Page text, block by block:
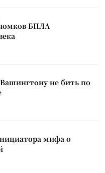
БПЛА
не бить по
мифа о